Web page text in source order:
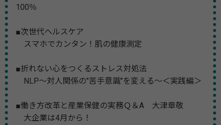
100％
■次世代ヘルスケア
スマホでカンタン！肌の健康測定
■折れない心をつくるストレス対処法
NLP～対人関係の"苦手意識"を変える～＜実践編＞
■働き方改革と産業保健の実務Ｑ＆A 大津章敬
大企業は4月から！